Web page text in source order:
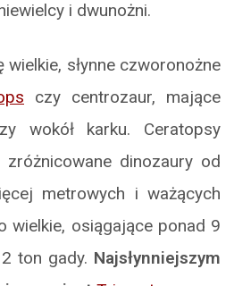
i dwunożni.
wielkie, słynne czworonożne
czy centrozaur, mające
wokół karku. Ceratopsy
zróżnicowane dinozaury od
metrowych i ważących
wielkie, osiągające ponad 9
ton gady. Najsłynniejszym